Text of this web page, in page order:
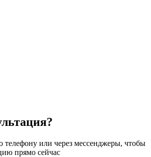
телефону или через мессенджеры, чтобы
прямо сейчас